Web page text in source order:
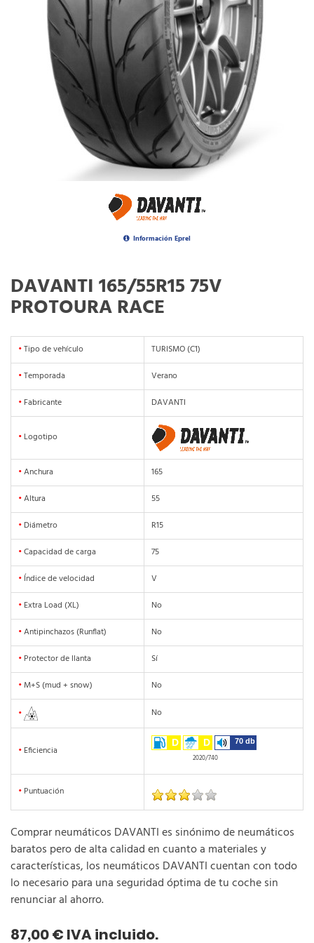
Información Eprel
DAVANTI 165/55R15 75V
PROTOURA RACE
•Tipo de vehículo
TURISMO (C1)
•Temporada
Verano
• Fabricante DAVANTI
• Logotipo
•Anchura
165
•Altura
55
• Diámetro
R15
•Capacidad de carga
75
• Índice de velocidad
V
• Extra Load (XL)
No
•Antipinchazos (Runflat)
No
• Protector de llanta
Sí
• M+S (mud + snow) No
• No
• Eficiencia
D D 70 db
2020/740
• Puntuación
Comprar neumáticos DAVANTI es sinónimo de neumáticos
baratos pero de alta calidad en cuanto a materiales y
características, los neumáticos DAVANTI cuentan con todo
lo necesario para una seguridad óptima de tu coche sin
renunciar al ahorro.
87,00 € IVA incluido.